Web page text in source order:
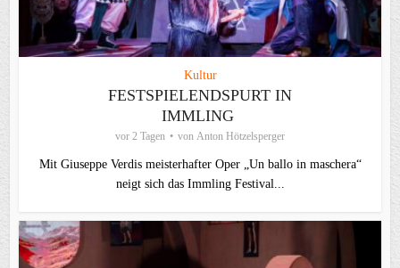
Kultur
FESTSPIELENDSPURT IN
IMMLING
vor 2 Tagen von Anton Hötzelsperger
Mit Giuseppe Verdis meisterhafter Oper „Un ballo in maschera“
neigt sich das Immling Festival...